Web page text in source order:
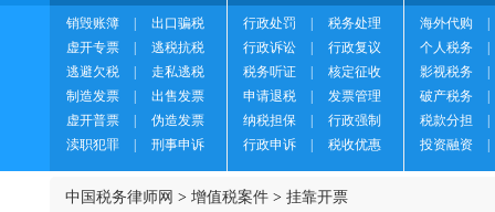
销毁账簿
出口骗税
虚开专票
逃税抗税
逃避欠税
走私逃税
制造发票
出售发票
虚开普票
伪造发票
渎职犯罪
刑事申诉
行政处罚
税务处理
行政诉讼
行政复议
税务听证
核定征收
申请退税
发票管理
纳税担保
行政强制
行政申诉
税收优惠
海外代购
个人税务
影视税务
破产税务
税款分担
投资融资
中国税务律师网 > 增值税案件 > 挂靠开票